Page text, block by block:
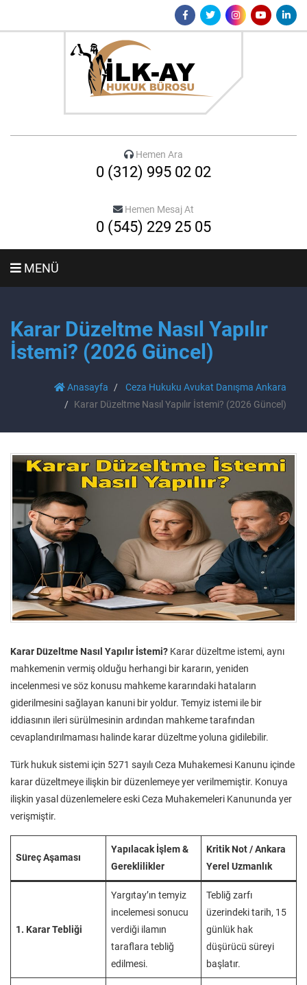
Hemen Ara
0 (312) 995 02 02
Hemen Mesaj At
0 (545) 229 25 05
MENÜ
Karar Düzeltme Nasıl Yapılır
İstemi? (2026 Güncel)
Anasayfa
Ceza Hukuku Avukat Danışma Ankara
Karar Düzeltme Nasıl Yapılır İstemi? (2026 Güncel)
Karar Düzeltme Nasıl Yapılır İstemi? Karar düzeltme istemi, aynı
mahkemenin vermiş olduğu herhangi bir kararın, yeniden
incelenmesi ve söz konusu mahkeme kararındaki hataların
giderilmesini sağlayan kanuni bir yoldur. Temyiz istemi ile bir
iddiasının ileri sürülmesinin ardından mahkeme tarafından
cevaplandırılmaması halinde karar düzeltme yoluna gidilebilir.
Türk hukuk sistemi için 5271 sayılı Ceza Muhakemesi Kanunu içinde
karar düzeltmeye ilişkin bir düzenlemeye yer verilmemiştir. Konuya
ilişkin yasal düzenlemelere eski Ceza Muhakemeleri Kanununda yer
verişmiştir.
Süreç Aşaması
Yapılacak İşlem &
Gereklilikler
Kritik Not / Ankara
Yerel Uzmanlık
1. Karar Tebliği
Yargıtay’ın temyiz
incelemesi sonucu
verdiği ilamın
taraflara tebliğ
edilmesi.
Tebliğ zarfı
üzerindeki tarih, 15
günlük hak
düşürücü süreyi
başlatır.